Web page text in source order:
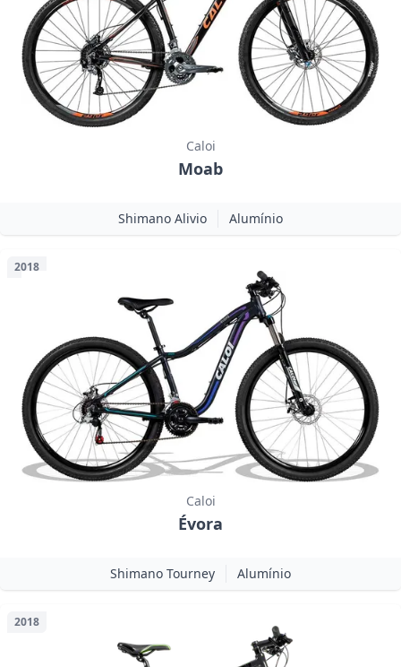
Caloi
Moab
Shimano Alivio Alumínio
2018
Caloi
Évora
Shimano Tourney Alumínio
2018